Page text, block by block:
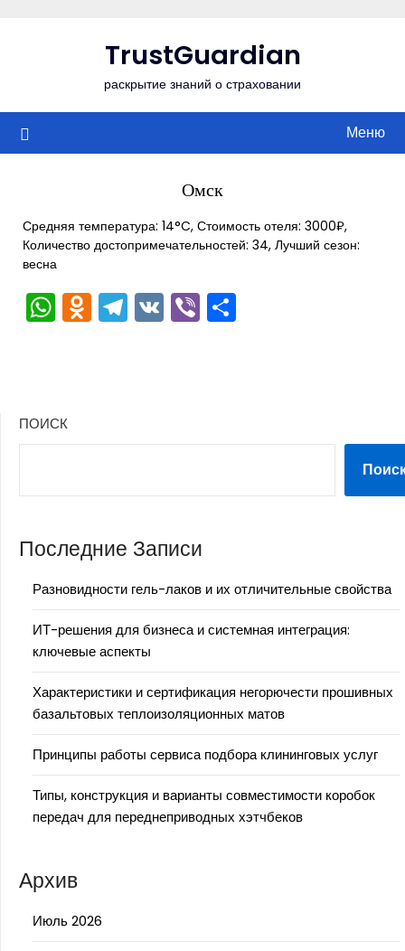
TrustGuardian
раскрытие знаний о страховании
Меню
Омск
Средняя температура: 14°C, Стоимость отеля: 3000₽,
Количество достопримечательностей: 34, Лучший сезон:
весна
WhatsApp
Odnoklassniki
Telegram
VKViber
ПОИСК
Последние Записи
Разновидности гель-лаков и их отличительные свойства
ИТ-решения для бизнеса и системная интеграция:
ключевые аспекты
Характеристики и сертификация негорючести прошивных
базальтовых теплоизоляционных матов
Принципы работы сервиса подбора клининговых услуг
Типы, конструкция и варианты совместимости коробок
передач для переднеприводных хэтчбеков
Архив
Июль 2026